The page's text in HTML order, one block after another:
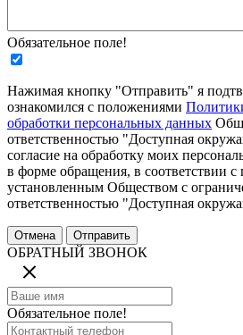
Обязательное поле!
Нажимая кнопку "Отправить" я
ознакомился с положениями
обработки персональных данных
ответственностью "Доступная
согласие на обработку моих
в форме обращения, в соответствии с
установленным Обществом с
ответственностью "Доступная
ОБРАТНЫЙ ЗВОНОК
Обязательное поле!